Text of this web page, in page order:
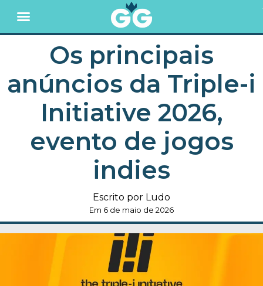
Os principais
anúncios da Triple-i
Initiative 2026,
evento de jogos
indies
Escrito por Ludo
Em 6 de maio de 2026